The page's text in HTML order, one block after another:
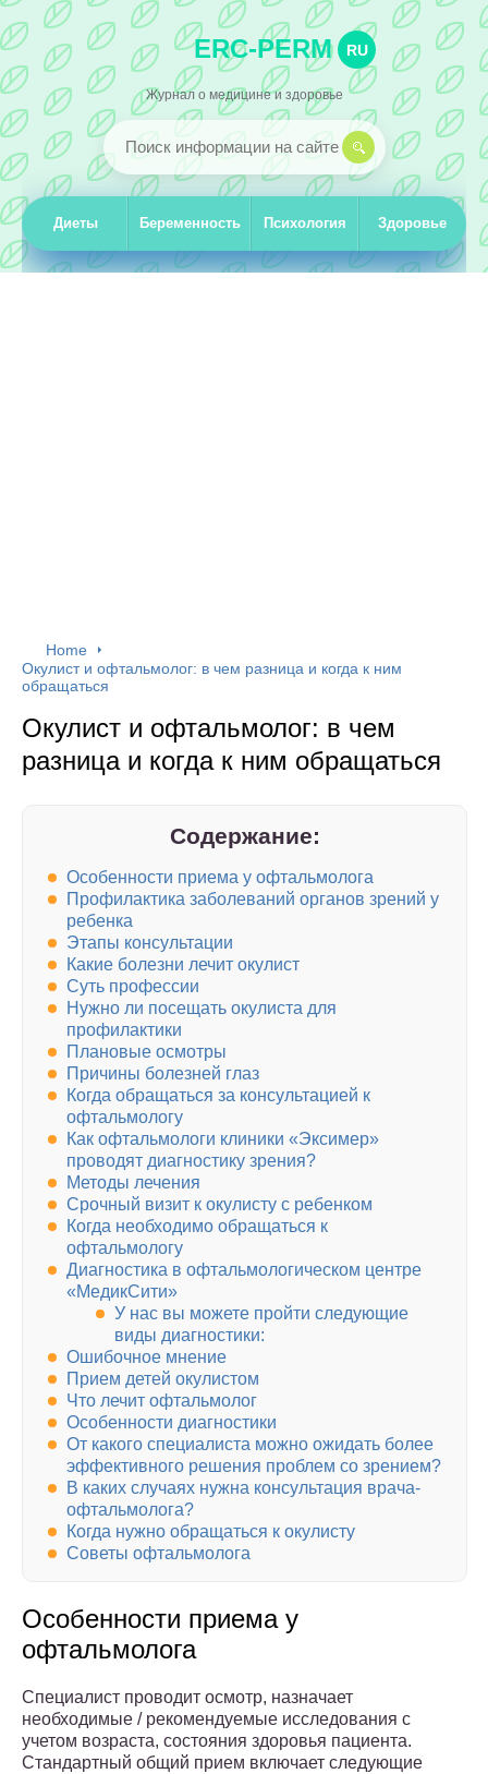
ERC-PERM RU
Журнал о медицине и здоровье
Диеты Беременность Психология Здоровье
Home
Окулист и офтальмолог: в чем разница и когда к ним
обращаться
Окулист и офтальмолог: в чем
разница и когда к ним обращаться
Содержание:
Особенности приема у офтальмолога
Профилактика заболеваний органов зрений у
ребенка
Этапы консультации
Какие болезни лечит окулист
Суть профессии
Нужно ли посещать окулиста для
профилактики
Плановые осмотры
Причины болезней глаз
Когда обращаться за консультацией к
офтальмологу
Как офтальмологи клиники «Эксимер»
проводят диагностику зрения?
Методы лечения
Срочный визит к окулисту с ребенком
Когда необходимо обращаться к
офтальмологу
Диагностика в офтальмологическом центре
«МедикСити»
У нас вы можете пройти следующие
виды диагностики:
Ошибочное мнение
Прием детей окулистом
Что лечит офтальмолог
Особенности диагностики
От какого специалиста можно ожидать более
эффективного решения проблем со зрением?
В каких случаях нужна консультация врача-
офтальмолога?
Когда нужно обращаться к окулисту
Советы офтальмолога
Особенности приема у
офтальмолога
Специалист проводит осмотр, назначает
необходимые / рекомендуемые исследования с
учетом возраста, состояния здоровья пациента.
Стандартный общий прием включает следующие